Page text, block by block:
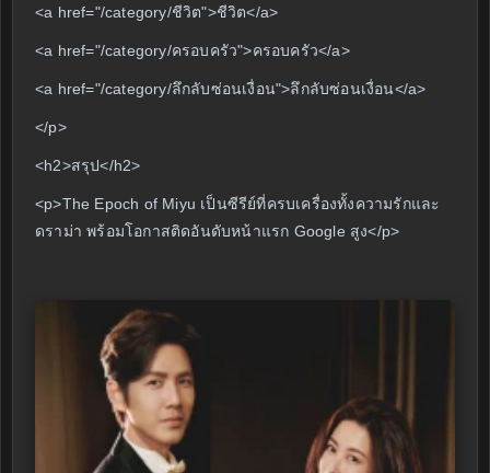
<a href="/category/ชีวิต">ชีวิต</a>
<a href="/category/ครอบครัว">ครอบครัว</a>
<a href="/category/ลึกลับซ่อนเงื่อน">ลึกลับซ่อนเงื่อน</a>
</p>
<h2>สรุป</h2>
<p>The Epoch of Miyu เป็นซีรีย์ที่ครบเครื่องทั้งความรักและ
ดราม่า พร้อมโอกาสติดอันดับหน้าแรก Google สูง</p>